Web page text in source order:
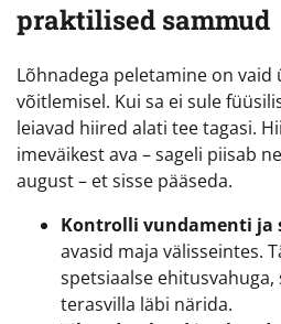
praktilised sammud
Lõhnadega peletamine on vaid
võitlemisel. Kui sa ei sule
leiavad hiired alati tee tagasi.
imeväikest ava – sageli piisab
august – et sisse pääseda.
Kontrolli vundamenti ja
avasid maja välisseintes.
spetsiaalse
terasvilla läbi närida.